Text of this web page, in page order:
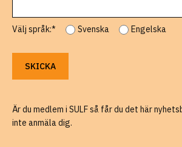
Välj språk:* Svenska Engelska
Är du medlem i SULF så får du det här
inte anmäla dig.